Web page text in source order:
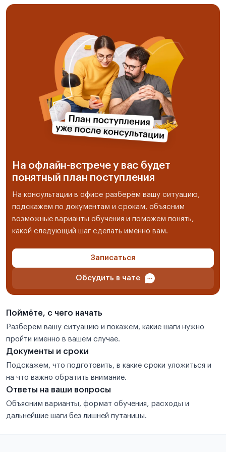
На офлайн-встрече у вас будет
понятный план поступления
На консультации в офисе разберём вашу ситуацию,
подскажем по документам и срокам, объясним
возможные варианты обучения и поможем понять,
какой следующий шаг сделать именно вам.
Записаться
Обсудить в чате
Поймёте, с чего начать
Разберём вашу ситуацию и покажем, какие шаги нужно
пройти именно в вашем случае.
Документы и сроки
Подскажем, что подготовить, в какие сроки уложиться и
на что важно обратить внимание.
Ответы на ваши вопросы
Объясним варианты, формат обучения, расходы и
дальнейшие шаги без лишней путаницы.